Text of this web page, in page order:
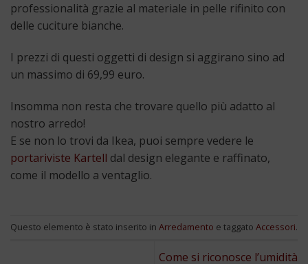
professionalità grazie al materiale in pelle rifinito con
delle cuciture bianche.
I prezzi di questi oggetti di design si aggirano sino ad
un massimo di 69,99 euro.
Insomma non resta che trovare quello più adatto al
nostro arredo!
E se non lo trovi da Ikea, puoi sempre vedere le
portariviste Kartell dal design elegante e raffinato,
come il modello a ventaglio.
Questo elemento è stato inserito in Arredamento e taggato Accessori.
Come si riconosce l’umidità